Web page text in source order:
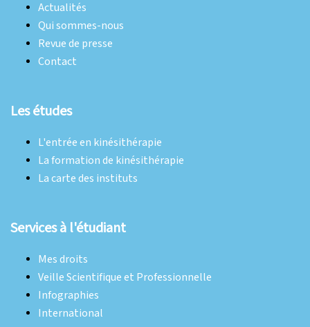
Actualités
Qui sommes-nous
Revue de presse
Contact
Les études
L'entrée en kinésithérapie
La formation de kinésithérapie
La carte des instituts
Services à l'étudiant
Mes droits
Veille Scientifique et Professionnelle
Infographies
International